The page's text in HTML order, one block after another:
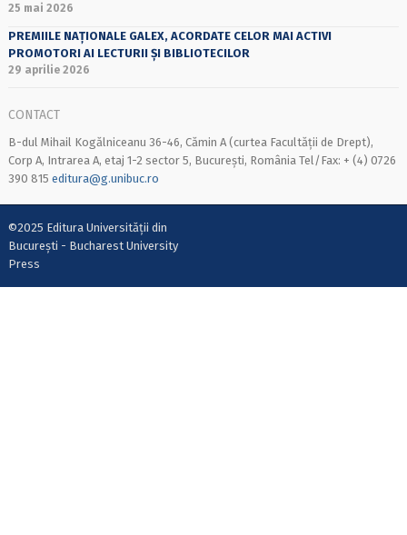
25 mai 2026
PREMIILE NAȚIONALE GALEX, ACORDATE CELOR MAI ACTIVI
PROMOTORI AI LECTURII ȘI BIBLIOTECILOR
29 aprilie 2026
CONTACT
B-dul Mihail Kogălniceanu 36-46, Cămin A (curtea Facultății de Drept),
Corp A, Intrarea A, etaj 1-2 sector 5, București, România Tel/Fax: + (4) 0726
390 815 editura@g.unibuc.ro
©2025 Editura Universității din
București - Bucharest University
Press